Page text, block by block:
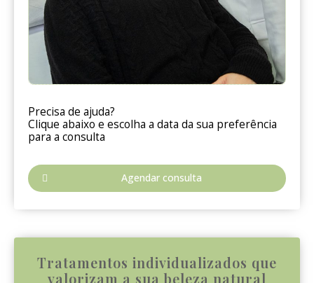
Precisa de ajuda?
Clique abaixo e escolha a data da sua preferência
para a consulta
Agendar consulta
Tratamentos individualizados que
valorizam a sua beleza natural